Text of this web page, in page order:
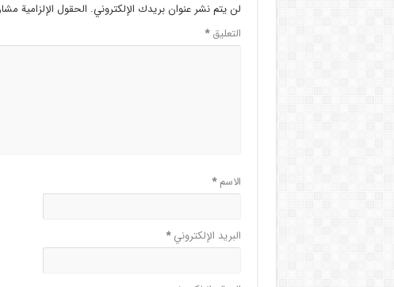
لن يتم نشر عنوان بريدك الإلكتروني. الحقول الإلزامية
التعليق*
الاسم*
البريد الإلكتروني*